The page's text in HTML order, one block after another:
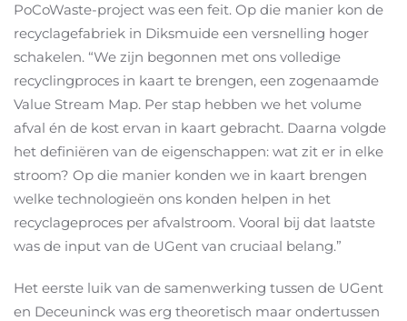
PoCoWaste-project was een feit. Op die manier kon de
recyclagefabriek in Diksmuide een versnelling hoger
schakelen. “We zijn begonnen met ons volledige
recyclingproces in kaart te brengen, een zogenaamde
Value Stream Map. Per stap hebben we het volume
afval én de kost ervan in kaart gebracht. Daarna volgde
het definiëren van de eigenschappen: wat zit er in elke
stroom? Op die manier konden we in kaart brengen
welke technologieën ons konden helpen in het
recyclageproces per afvalstroom. Vooral bij dat laatste
was de input van de UGent van cruciaal belang.”
Het eerste luik van de samenwerking tussen de UGent
en Deceuninck was erg theoretisch maar ondertussen